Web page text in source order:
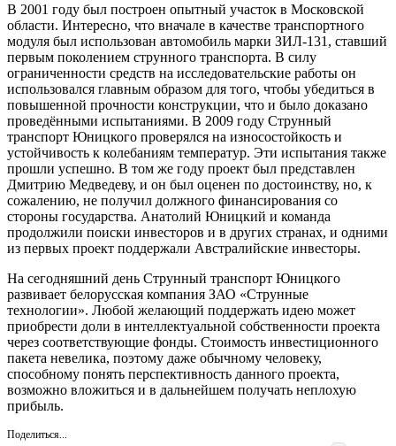
В 2001 году был построен опытный участок в Московской
области. Интересно, что вначале в качестве транспортного
модуля был использован автомобиль марки ЗИЛ-131, ставший
первым поколением струнного транспорта. В силу
ограниченности средств на исследовательские работы он
использовался главным образом для того, чтобы убедиться в
повышенной прочности конструкции, что и было доказано
проведёнными испытаниями. В 2009 году Струнный
транспорт Юницкого проверялся на износостойкость и
устойчивость к колебаниям температур. Эти испытания также
прошли успешно. В том же году проект был представлен
Дмитрию Медведеву, и он был оценен по достоинству, но, к
сожалению, не получил должного финансирования со
стороны государства. Анатолий Юницкий и команда
продолжили поиски инвесторов и в других странах, и одними
из первых проект поддержали Австралийские инвесторы.
На сегодняшний день Струнный транспорт Юницкого
развивает белорусская компания ЗАО «Струнные
технологии». Любой желающий поддержать идею может
приобрести доли в интеллектуальной собственности проекта
через соответствующие фонды. Стоимость инвестиционного
пакета невелика, поэтому даже обычному человеку,
способному понять перспективность данного проекта,
возможно вложиться и в дальнейшем получать неплохую
прибыль.
Поделиться...